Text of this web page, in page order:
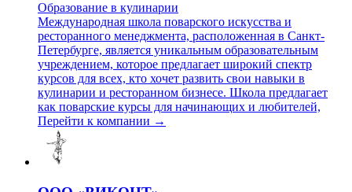
Образование в кулинарии
Международная школа поварского искусства и
ресторанного менеджмента, расположенная в Санкт-
Петербурге, является уникальным образовательным
учреждением, которое предлагает широкий спектр
курсов для всех, кто хочет развить свои навыки в
кулинарии и ресторанном бизнесе. Школа предлагает
как поварские курсы для начинающих и любителей,
Перейти к компании →